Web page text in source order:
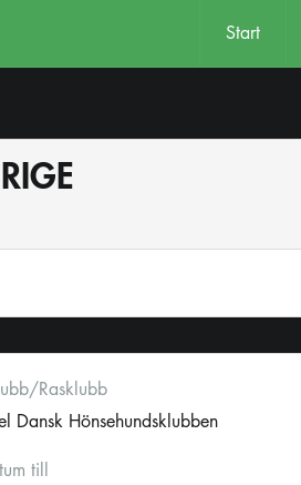
Start
Rasklubb
Dansk Hönsehundsklubben
till